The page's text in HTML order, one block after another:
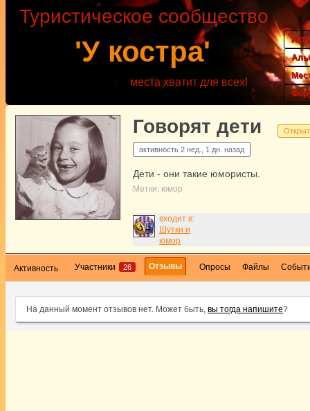
'У костра'
Туристическое сообщество
места хватит для всех!
Говорят дети
активность 2 нед., 1 дн. назад
Дети - они такие юмористы.
Метки: юмор
входит в:
Шутки и
юмор
Активность Участники 26 Отзывы Опросы Файлы
На данный момент отзывов нет. Может быть, вы тогда напишите?